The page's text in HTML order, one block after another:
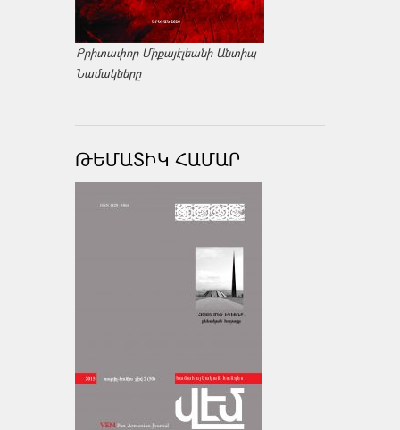
Քրիտափոր Միքայէլեանի Անտիպ
Նամակները
ԹԵՄԱՏԻԿ ՀԱՄԱՐ